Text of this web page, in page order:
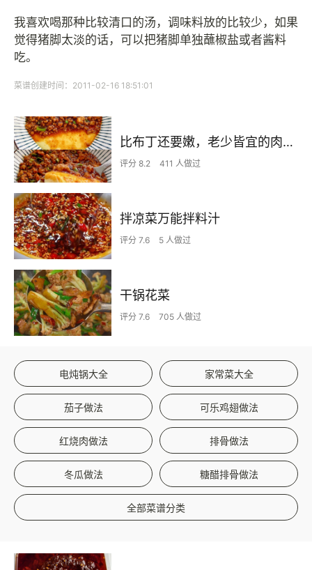
我喜欢喝那种比较清口的汤，调味料放的比较少，如果
觉得猪脚太淡的话，可以把猪脚单独蘸椒盐或者酱料
吃。
菜谱创建时间：2011-02-16 18:51:01
比布丁还要嫩，老少皆宜的肉沫蒸蛋
评分 8.2 411 人做过
拌凉菜万能拌料汁
评分 7.6 5 人做过
干锅花菜
评分 7.6 705 人做过
电炖锅大全 家常菜大全
茄子做法 可乐鸡翅做法
红烧肉做法 排骨做法
冬瓜做法 糖醋排骨做法
全部菜谱分类